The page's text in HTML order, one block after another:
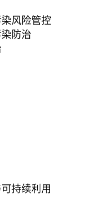
风险管控
防治
持续利用